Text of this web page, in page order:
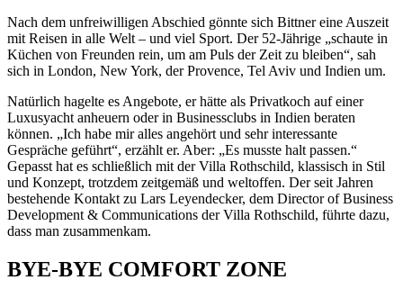
Nach dem unfreiwilligen Abschied gönnte sich Bittner eine Auszeit
mit Reisen in alle Welt – und viel Sport. Der 52-Jährige „schaute in
Küchen von Freunden rein, um am Puls der Zeit zu bleiben“, sah
sich in London, New York, der Provence, Tel Aviv und Indien um.
Natürlich hagelte es Angebote, er hätte als Privatkoch auf einer
Luxusyacht anheuern oder in Businessclubs in Indien beraten
können. „Ich habe mir alles angehört und sehr interessante
Gespräche geführt“, erzählt er. Aber: „Es musste halt passen.“
Gepasst hat es schließlich mit der Villa Rothschild, klassisch in Stil
und Konzept, trotzdem zeitgemäß und weltoffen. Der seit Jahren
bestehende Kontakt zu Lars Leyendecker, dem Director of Business
Development & Communications der Villa Rothschild, führte dazu,
dass man zusammenkam.
BYE-BYE COMFORT ZONE